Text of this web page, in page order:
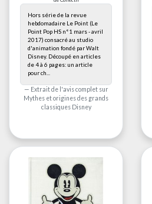
Hors série de la revue
hebdomadaire Le Point (Le
Point Pop HS n°1 mars - avril
2017) consacré au studio
d'animation fondé par Walt
Disney. Découpé en articles
de 4 à 6 pages: un article
pour ch...
Extrait de l'avis complet sur
Mythes et origines des grands
classiques Disney